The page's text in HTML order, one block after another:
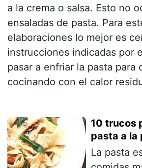
a la crema o salsa. Esto no
ensaladas de pasta. Para
elaboraciones lo mejor es
instrucciones indicadas por
pasar a enfriar la pasta para
cocinando con el calor
10 trucos
pasta a
La pasta